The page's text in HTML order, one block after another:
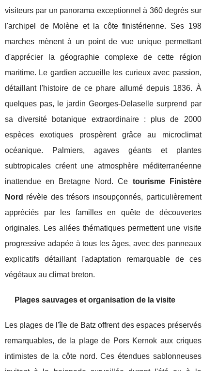
visiteurs par un panorama exceptionnel à 360 degrés sur
l'archipel de Molène et la côte finistérienne. Ses 198
marches mènent à un point de vue unique permettant
d'apprécier la géographie complexe de cette région
maritime. Le gardien accueille les curieux avec passion,
détaillant l'histoire de ce phare allumé depuis 1836. À
quelques pas, le jardin Georges-Delaselle surprend par
sa diversité botanique extraordinaire : plus de 2000
espèces exotiques prospèrent grâce au microclimat
océanique. Palmiers, agaves géants et plantes
subtropicales créent une atmosphère méditerranéenne
inattendue en Bretagne Nord. Ce tourisme Finistère
Nord révèle des trésors insoupçonnés, particulièrement
appréciés par les familles en quête de découvertes
originales. Les allées thématiques permettent une visite
progressive adapée à tous les âges, avec des panneaux
explicatifs détaillant l'adaptation remarquable de ces
végétaux au climat breton.
Plages sauvages et organisation de la visite
Les plages de l'île de Batz offrent des espaces préservés
remarquables, de la plage de Pors Kernok aux criques
intimistes de la côte nord. Ces étendues sablonneuses